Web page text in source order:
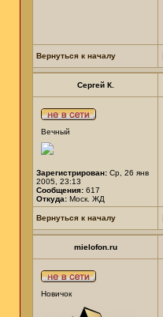
Вернуться к началу
Сергей К.
Вечный
Зарегистрирован: Ср, 26 янв
2005, 23:13
Сообщения: 617
Откуда: Моск. ЖД
Вернуться к началу
mielofon.ru
Новичок